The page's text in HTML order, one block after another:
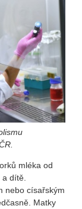
mléka od
dítě.
nebo císařským
Matky